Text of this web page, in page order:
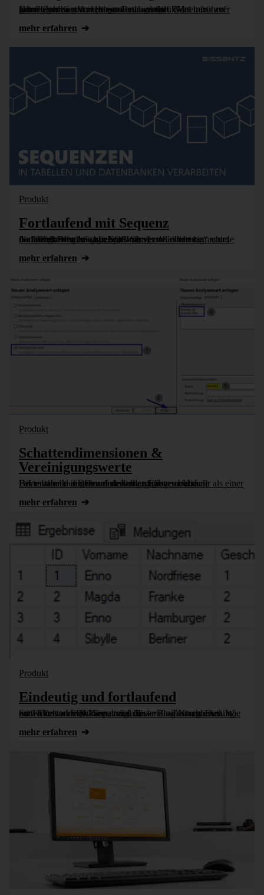
Häufig werden Vorschlagswerte aus den Werten früherer Jahre berechnet und proportional verteilt. Daneben unterliegen sie oft weiteren Bedingungen: Mal muss auf ganze Zahlen gerundet werden, mal darf [...]
mehr erfahren
Produkt
Fortlaufend mit Sequenz
Im letzten Blogbeitrag „Fortlaufend und eindeutig“ wurde die Identitätsfunktion in SQL-Server detailliert betrachtet und ein Anwendungsbeispiel mit verschiedenen Auffälligkeiten beschrieben. In [...]
mehr erfahren
Produkt
Schattendimensionen &
Vereinigungswerte
Bei relationaler Datenmodellierung gibt es bei mehr als einer Faktentabelle die Einschränkung, dass gemeinsame Dimensionen immer auf derselben Ebene an die Faktentabelle angebunden werden müssen. Ab [...]
mehr erfahren
Produkt
Eindeutig und fortlaufend
Stellvertretende Schlüssel sind besser als Textschlüssel. Wie mit Hilfe von SQL-Server eine lückenlose Nummerierung entwickelt werden kann, zeigt dieser Blogbeitrag. Details zum Thema Identitätsspalten [...]
mehr erfahren